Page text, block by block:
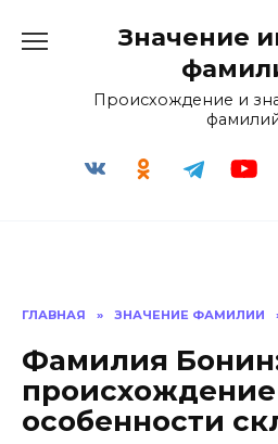
Значение
Происхождение и
ГЛАВНАЯ » ЗНАЧЕНИЕ ФАМИЛИИ
Фамилия
особенности